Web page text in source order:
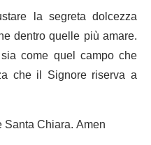
la segreta dolcezza
dentro quelle più amare.
come quel campo che
che il Signore riserva a
Chiara. Amen